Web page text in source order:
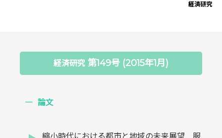
経済研究
経済研究 第149号 (2015年1月)
論文